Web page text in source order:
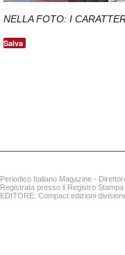
NELLA FOTO: I
Salva
Periodico Italiano Magazine -
Registrata presso il Registro
EDITORE: Compact edizioni